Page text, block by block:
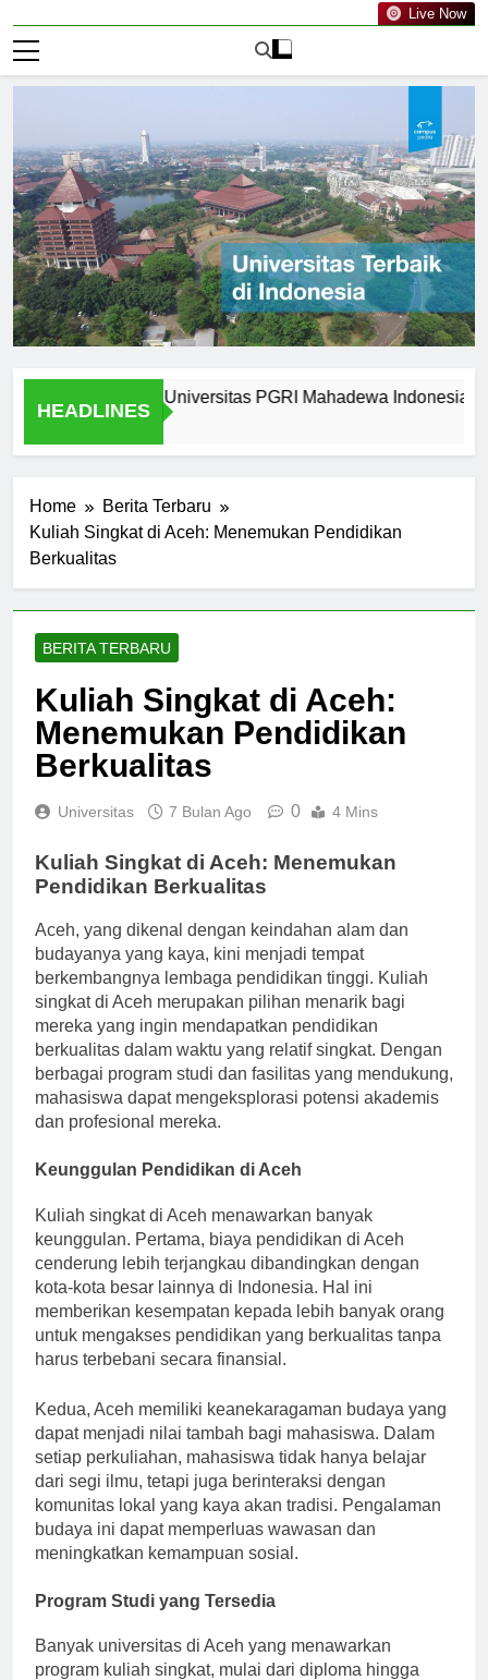
Live Now
HEADLINES
Graduates of Universitas PGRI Mahadewa Indonesia
Home
Berita Terbaru
Kuliah Singkat di Aceh: Menemukan Pendidikan
Berkualitas
BERITA TERBARU
Kuliah Singkat di Aceh:
Menemukan Pendidikan
Berkualitas
Universitas 7 Bulan Ago 0 4 Mins
Kuliah Singkat di Aceh: Menemukan
Pendidikan Berkualitas
Aceh, yang dikenal dengan keindahan alam dan
budayanya yang kaya, kini menjadi tempat
berkembangnya lembaga pendidikan tinggi. Kuliah
singkat di Aceh merupakan pilihan menarik bagi
mereka yang ingin mendapatkan pendidikan
berkualitas dalam waktu yang relatif singkat. Dengan
berbagai program studi dan fasilitas yang mendukung,
mahasiswa dapat mengeksplorasi potensi akademis
dan profesional mereka.
Keunggulan Pendidikan di Aceh
Kuliah singkat di Aceh menawarkan banyak
keunggulan. Pertama, biaya pendidikan di Aceh
cenderung lebih terjangkau dibandingkan dengan
kota-kota besar lainnya di Indonesia. Hal ini
memberikan kesempatan kepada lebih banyak orang
untuk mengakses pendidikan yang berkualitas tanpa
harus terbebani secara finansial.
Kedua, Aceh memiliki keanekaragaman budaya yang
dapat menjadi nilai tambah bagi mahasiswa. Dalam
setiap perkuliahan, mahasiswa tidak hanya belajar
dari segi ilmu, tetapi juga berinteraksi dengan
komunitas lokal yang kaya akan tradisi. Pengalaman
budaya ini dapat memperluas wawasan dan
meningkatkan kemampuan sosial.
Program Studi yang Tersedia
Banyak universitas di Aceh yang menawarkan
program kuliah singkat, mulai dari diploma hingga